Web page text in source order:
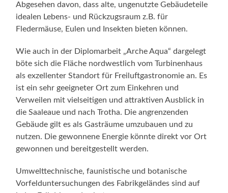
Abgesehen davon, dass alte, ungenutzte Gebäudeteile
idealen Lebens- und Rückzugsraum z.B. für
Fledermäuse, Eulen und Insekten bieten können.
Wie auch in der Diplomarbeit „Arche Aqua“ dargelegt
böte sich die Fläche nordwestlich vom Turbinenhaus
als exzellenter Standort für Freiluftgastronomie an. Es
ist ein sehr geeigneter Ort zum Einkehren und
Verweilen mit vielseitigen und attraktiven Ausblick in
die Saaleaue und nach Trotha. Die angrenzenden
Gebäude gilt es als Gasträume umzubauen und zu
nutzen. Die gewonnene Energie könnte direkt vor Ort
gewonnen und bereitgestellt werden.
Umwelttechnische, faunistische und botanische
Vorfelduntersuchungen des Fabrikgeländes sind auf